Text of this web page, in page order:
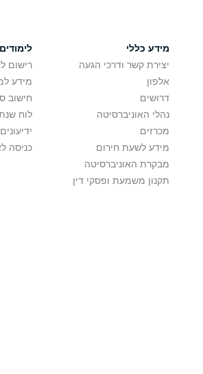
מידע כללי
יצירת קשר ודרכי הגעה
אלפון
דרושים
נהלי האוניברסיטה
מכרזים
מידע לשעת חירום
מבקרת האוניברסיטה
תקנון משמעת ופסקי דין
לימודים
רישום
מידע
חישוב
לוח
ידיעונים
כניסה